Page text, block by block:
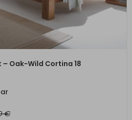
ZUM PRODUKT
Oak-Wild Cortina 18
€